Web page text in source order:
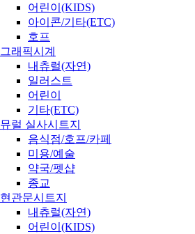
어린이(KIDS)
아이콘/기타(ETC)
호프
그래픽시계
내츄럴(자연)
일러스트
어린이
기타(ETC)
뮤럴 실사시트지
음식점/호프/카페
미용/예술
약국/펫샵
종교
현관문시트지
내츄럴(자연)
어린이(KIDS)